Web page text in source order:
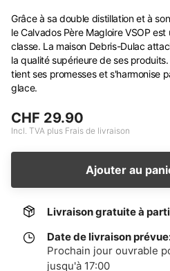
Grâce à sa double distillation et à
le Calvados Père Magloire VSOP
classe. La maison Debris-Dulac
la qualité supérieure de ses
tient ses promesses et s'harmonise
glace.
CHF 29.90
Incl. TVA plus Frais de livraison
Ajouter au
Livraison gratuite à
Date de livraison
Prochain jour ouvrable
jusqu'à 17:00